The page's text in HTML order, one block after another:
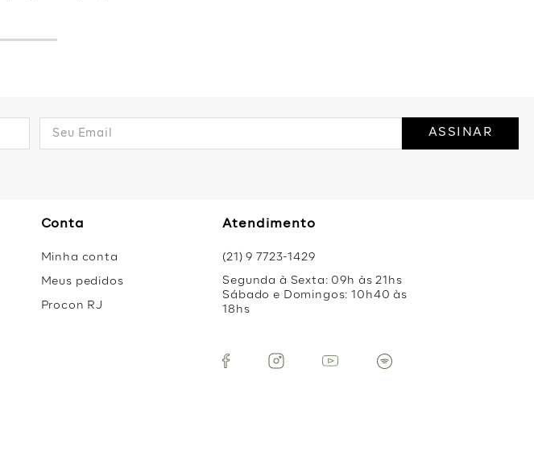
ASSINAR
Conta
Minha conta
Meus pedidos
Procon RJ
Atendimento
(21) 9 7723-1429
Segunda à Sexta: 09h às 21hs
Sábado e Domingos: 10h40 às
18hs